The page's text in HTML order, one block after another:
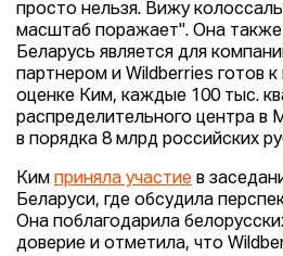
просто нельзя. Вижу
масштаб поражает". Она также
Беларусь является для
партнером и Wildberries готов
оценке Ким, каждые 100 тыс.
распределительного центра в
в порядка 8 млрд российских
Ким приняла участие в
Беларуси, где обсудила
Она поблагодарила
доверие и отметила, что